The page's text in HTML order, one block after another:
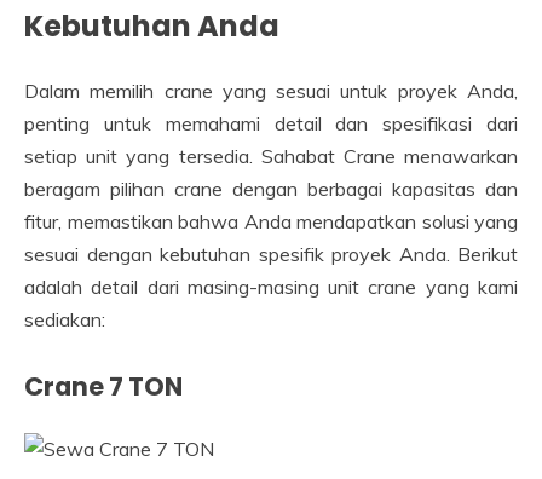
Kebutuhan Anda
Dalam memilih crane yang sesuai untuk proyek Anda,
penting untuk memahami detail dan spesifikasi dari
setiap unit yang tersedia. Sahabat Crane menawarkan
beragam pilihan crane dengan berbagai kapasitas dan
fitur, memastikan bahwa Anda mendapatkan solusi yang
sesuai dengan kebutuhan spesifik proyek Anda. Berikut
adalah detail dari masing-masing unit crane yang kami
sediakan:
Crane 7 TON